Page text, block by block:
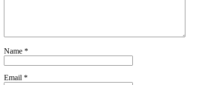
Name *
Email *